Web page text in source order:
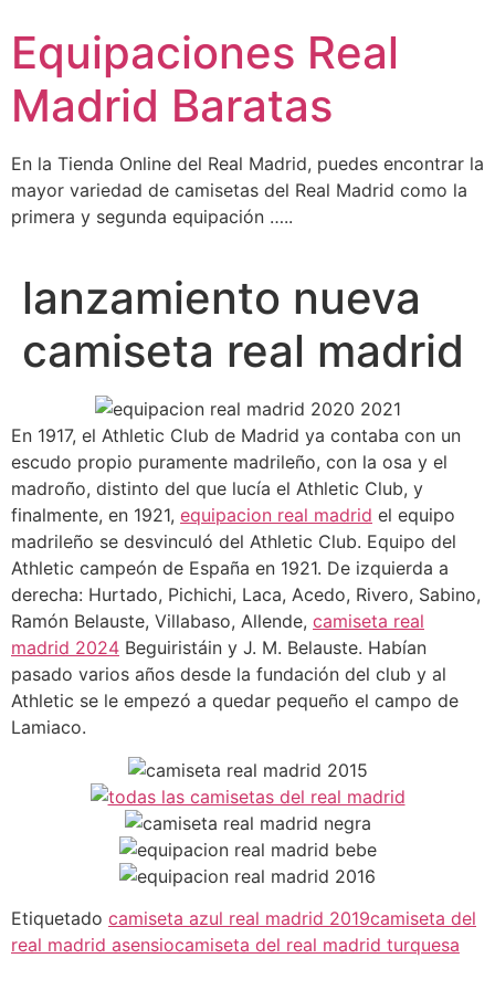
contenido
Equipaciones Real
Madrid Baratas
En la Tienda Online del Real Madrid, puedes encontrar la
mayor variedad de camisetas del Real Madrid como la
primera y segunda equipación …..
lanzamiento nueva
camiseta real madrid
En 1917, el Athletic Club de Madrid ya contaba con un
escudo propio puramente madrileño, con la osa y el
madroño, distinto del que lucía el Athletic Club, y
finalmente, en 1921, equipacion real madrid el equipo
madrileño se desvinculó del Athletic Club. Equipo del
Athletic campeón de España en 1921. De izquierda a
derecha: Hurtado, Pichichi, Laca, Acedo, Rivero, Sabino,
Ramón Belauste, Villabaso, Allende, camiseta real
madrid 2024 Beguiristáin y J. M. Belauste. Habían
pasado varios años desde la fundación del club y al
Athletic se le empezó a quedar pequeño el campo de
Lamiaco.
Etiquetado camiseta azul real madrid 2019camiseta del
real madrid asensiocamiseta del real madrid turquesa